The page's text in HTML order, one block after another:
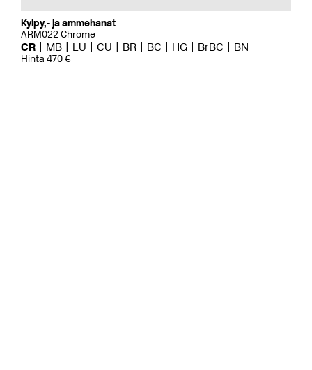
Kylpy,- ja ammehanat
ARM022 Chrome
CR MB LU CU BR BC HG BrBC BN
Hinta 470 €